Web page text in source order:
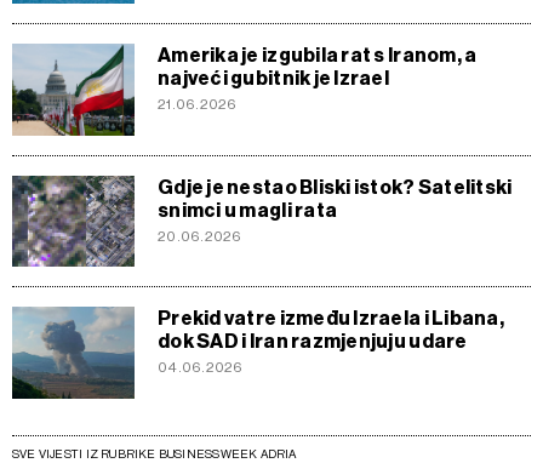
Amerika je izgubila rat s Iranom, a
najveći gubitnik je Izrael
21.06.2026
Gdje je nestao Bliski istok? Satelitski
snimci u magli rata
20.06.2026
Prekid vatre između Izraela i Libana,
dok SAD i Iran razmjenjuju udare
04.06.2026
SVE VIJESTI IZ RUBRIKE BUSINESSWEEK ADRIA